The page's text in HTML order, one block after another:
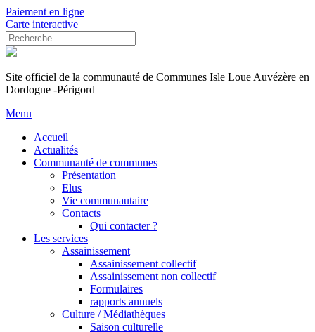
Paiement en ligne
Carte interactive
Site officiel de la communauté de Communes Isle Loue Auvézère en
Dordogne -Périgord
Menu
Accueil
Actualités
Communauté de communes
Présentation
Elus
Vie communautaire
Contacts
Qui contacter ?
Les services
Assainissement
Assainissement collectif
Assainissement non collectif
Formulaires
rapports annuels
Culture / Médiathèques
Saison culturelle